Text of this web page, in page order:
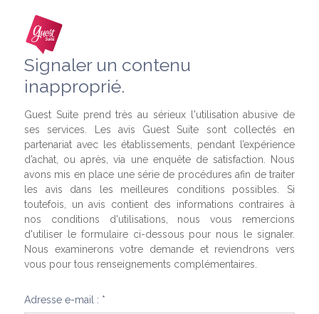
Signaler un contenu
inapproprié.
Guest Suite prend très au sérieux l'utilisation abusive de
ses services. Les avis Guest Suite sont collectés en
partenariat avec les établissements, pendant l’expérience
d’achat, ou après, via une enquête de satisfaction. Nous
avons mis en place une série de procédures afin de traiter
les avis dans les meilleures conditions possibles. Si
toutefois, un avis contient des informations contraires à
nos conditions d'utilisations, nous vous remercions
d'utiliser le formulaire ci-dessous pour nous le signaler.
Nous examinerons votre demande et reviendrons vers
vous pour tous renseignements complémentaires.
Adresse e-mail : *